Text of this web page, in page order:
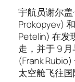
宇航员谢尔盖
Prokopyev)
Petelin) 在发
走，并于 9
(Frank
太空舱飞往国